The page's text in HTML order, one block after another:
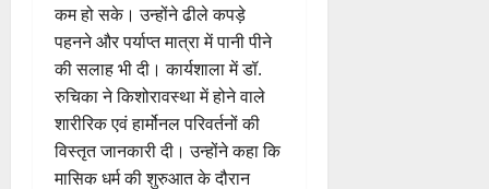
कम हो सके। उन्होंने ढीले कपड़े
पहनने और पर्याप्त मात्रा में पानी पीने
की सलाह भी दी। कार्यशाला में डॉ.
रुचिका ने किशोरावस्था में होने वाले
शारीरिक एवं हार्मोनल परिवर्तनों की
विस्तृत जानकारी दी। उन्होंने कहा कि
मासिक धर्म की शुरुआत के दौरान